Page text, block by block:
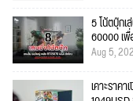
5 โน้ตบุ๊กเ
60000 เพื่
Aug 5,
เคาะราค